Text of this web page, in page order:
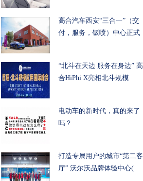
高合汽车西安“三合一”（交
付，服务，钣喷）中心正式
“北斗在天边 服务在身边” 高
合HiPhi X亮相北斗规模
电动车的新时代，真的来了
吗？
打造专属用户的城市“第二客
厅” 沃尔沃品牌体验中心(